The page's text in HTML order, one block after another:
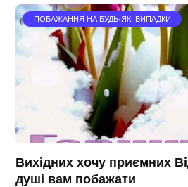
ПОБАЖАННЯ НА БУДЬ-ЯКІ ВИПАДКИ
Вихідних хочу приємних
душі вам побажати